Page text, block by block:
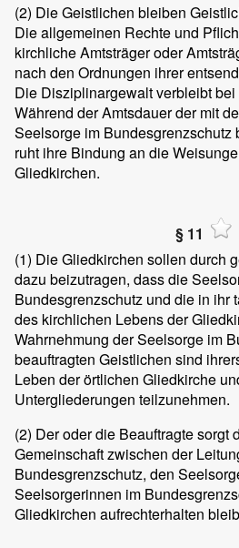
(2) Die Geistlichen bleiben
Die allgemeinen Rechte und
kirchliche Amtsträger oder
nach den Ordnungen ihrer
Die Disziplinargewalt verbleibt
Während der Amtsdauer der mit
Seelsorge im Bundesgrenzschutz
ruht ihre Bindung an die
Gliedkirchen.
§ 11
(1) Die Gliedkirchen sollen durch
dazu beizutragen, dass die
Bundesgrenzschutz und die in ihr
des kirchlichen Lebens der
Wahrnehmung der Seelsorge im
beauftragten Geistlichen sind
Leben der örtlichen Gliedkirche
Untergliederungen teilzunehmen.
(2) Der oder die Beauftragte sorgt
Gemeinschaft zwischen der
Bundesgrenzschutz, den
Seelsorgerinnen im
Gliedkirchen aufrechterhalten